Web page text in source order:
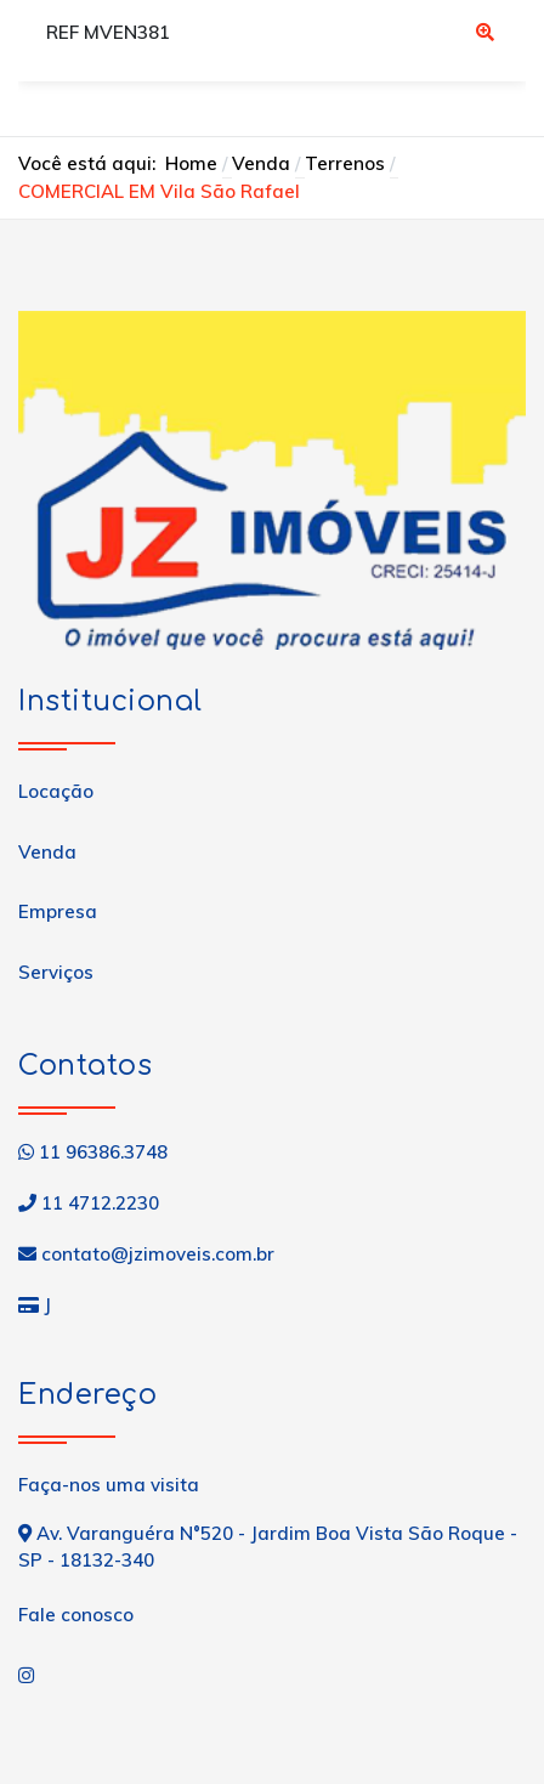
REF MVEN381
Você está aqui: Home Venda
Terrenos
COMERCIAL EM Vila São Rafael
Institucional
Locação
Venda
Empresa
Serviços
Contatos
11 96386.3748
11 4712.2230
contato@jzimoveis.com.br
J
Endereço
Faça-nos uma visita
Av. Varanguéra N°520 - Jardim Boa Vista São Roque -
SP - 18132-340
Fale conosco